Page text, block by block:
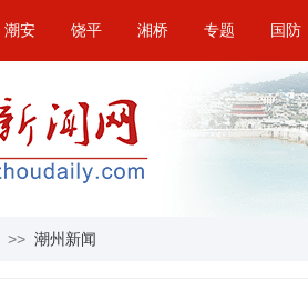
潮安 饶平 湘桥 专题 国防
>> 潮州新闻